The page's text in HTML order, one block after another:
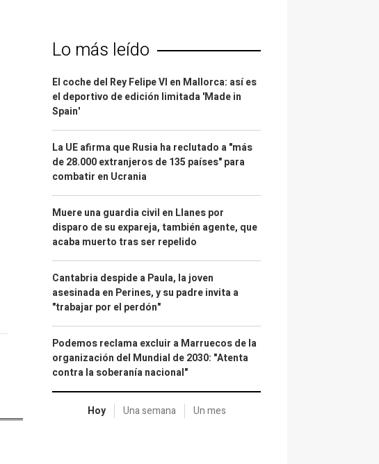
Lo más leído
El coche del Rey Felipe VI en Mallorca: así es
el deportivo de edición limitada 'Made in
Spain'
La UE afirma que Rusia ha reclutado a "más
de 28.000 extranjeros de 135 países" para
combatir en Ucrania
Muere una guardia civil en Llanes por
disparo de su expareja, también agente, que
acaba muerto tras ser repelido
Cantabria despide a Paula, la joven
asesinada en Perines, y su padre invita a
"trabajar por el perdón"
Podemos reclama excluir a Marruecos de la
organización del Mundial de 2030: "Atenta
contra la soberanía nacional"
Hoy Una semana Un mes